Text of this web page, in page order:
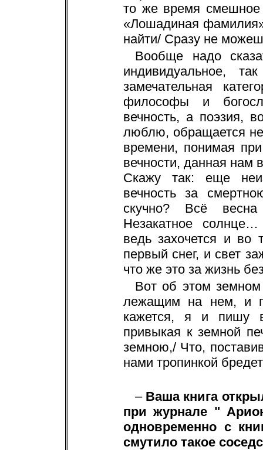
то же время
«Лошадиная
найти/ Сразу не
Вообще надо
индивидуальное,
замечательная
философы и
вечность, а поэзия,
люблю, обращается не
времени, понимая
вечности, данная
Скажу так: еще
вечность за
скучно? Всё
Незакатное
ведь захочется и во
первый снег, и свет
что же это за жизнь
Вот об этом земном
лежащим на нем, и
кажется, я и пишу
привыкая к земной
земною,/ Что,
нами тропинкой
– Ваша книга
при журнале "
одновременно с
смутило такое